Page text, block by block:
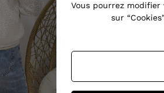
Vous pourrez
sur